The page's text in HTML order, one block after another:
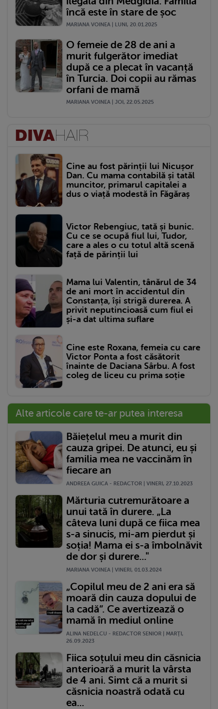
încă este în stare de șoc
MARIANA VOINEA | LUNI, 20.01.2025
O femeie de 28 de ani a
murit fulgerător imediat
după ce a plecat în vacanță
în Turcia. Doi copii au rămas
orfani de mamă
MARIANA VOINEA | JOI, 22.05.2025
Cine au fost părinții lui Nicușor
Dan. Cu mama contabilă și tatăl
muncitor, primarul capitalei a
dus o viață modestă în Făgăraș
Victor Rebengiuc, tată și bunic.
Cu ce se ocupă fiul lui, Tudor,
care a ales o cu totul altă scenă
față de părinții lui
Mama lui Valentin, tânărul de 34
de ani mort în accidentul din
Constanța, își strigă durerea. A
privit neputincioasă cum fiul ei
și-a dat ultima suflare
Cine este Roxana, femeia cu care
Victor Ponta a fost căsătorit
înainte de Daciana Sârbu. A fost
coleg de liceu cu prima soție
Alte articole care te-ar putea interesa
Băiețelul meu a murit din
cauza gripei. De atunci, eu și
familia mea ne vaccinăm în
fiecare an
ANDREEA GUICA - REDACTOR | VINERI, 27.10.2023
Mărturia cutremurătoare a
unui tată în durere. „La
câteva luni după ce fiica mea
s-a sinucis, mi-am pierdut și
soția! Mama ei s-a îmbolnăvit
de dor și durere..."
MARIANA VOINEA | VINERI, 01.03.2024
„Copilul meu de 2 ani era să
moară din cauza dopului de
la cadă”. Ce avertizează o
mamă în mediul online
ALINA NEDELCU - REDACTOR SENIOR | MARŢI,
26.09.2023
Fiica soțului meu din căsnicia
anterioară a murit la vârsta
de 4 ani. Simt că a murit si
căsnicia noastră odată cu
ea...